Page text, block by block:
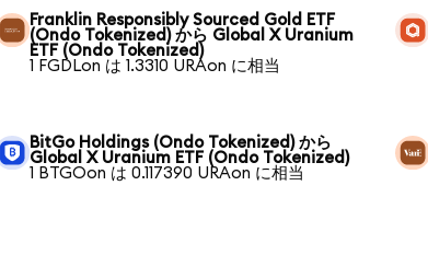
Franklin Responsibly Sourced Gold ETF
(Ondo Tokenized) から Global X Uranium
ETF (Ondo Tokenized)
1 FGDLon は 1.3310 URAon に相当
BitGo Holdings (Ondo Tokenized) から
Global X Uranium ETF (Ondo Tokenized)
1 BTGOon は 0.117390 URAon に相当